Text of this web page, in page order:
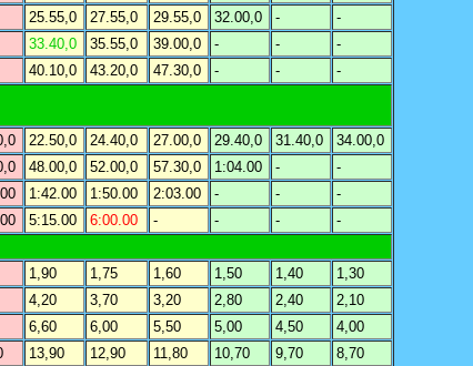
25.55,0 27.55,0 29.55,0 32.00,0 -
-
33.40,0 35.55,0 39.00,0 - -
-
40.10,0 43.20,0 47.30,0 - -
-
22.50,0 24.40,0 27.00,0 29.40,0 31.40,0
34.00,0
48.00,0 52.00,0 57.30,0 1:04.00 -
-
1:42.00 1:50.00 2:03.00 - -
-
5:15.00 6:00.00 - - -
-
1,90 1,75 1,60 1,50 1,40
1,30
4,20 3,70 3,20 2,80 2,40
2,10
6,60 6,00 5,50 5,00 4,50
4,00
13,90 12,90 11,80 10,70 9,70 8,70